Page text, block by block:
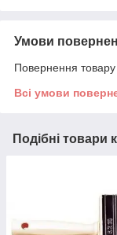
Умови
Повернення
Всі умови
Подібні товари